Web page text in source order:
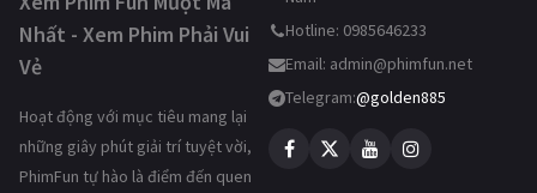
Nhất - Xem Phim Phải Vui
Vẻ
Hoạt động với mục tiêu mang lại
những giây phút giải trí tuyệt vời,
PhimFun tự hào là điểm đến quen
Hotline: 0985646233
Email: admin@phimfun.net
Telegram:@golden885